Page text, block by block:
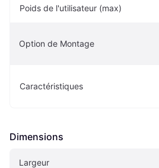
Poids de l'utilisateur (max)
Option de Montage
Caractéristiques
Dimensions
Largeur